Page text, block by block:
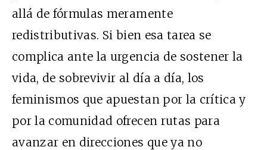
allá de fórmulas meramente
redistributivas. Si bien esa tarea se
complica ante la urgencia de sostener la
vida, de sobrevivir al día a día, los
feminismos que apuestan por la crítica y
por la comunidad ofrecen rutas para
avanzar en direcciones que ya no